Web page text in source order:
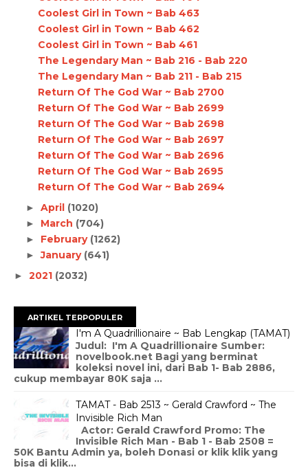
Coolest Girl in Town ~ Bab 463
Coolest Girl in Town ~ Bab 462
Coolest Girl in Town ~ Bab 461
The Legendary Man ~ Bab 216 - Bab 220
The Legendary Man ~ Bab 211 - Bab 215
Return Of The God War ~ Bab 2700
Return Of The God War ~ Bab 2699
Return Of The God War ~ Bab 2698
Return Of The God War ~ Bab 2697
Return Of The God War ~ Bab 2696
Return Of The God War ~ Bab 2695
Return Of The God War ~ Bab 2694
► April (1020)
► March (704)
► February (1262)
►January (641)
► 2021 (2032)
ARTIKEL TERPOPULER
I'm A Quadrillionaire ~ Bab Lengkap (TAMAT)
Judul: I'm A Quadrillionaire Sumber:
novelbook.net Bagi yang berminat
koleksi novel ini, dari Bab 1- Bab 2886,
cukup membayar 80K saja ...
TAMAT - Bab 2513 ~ Gerald Crawford ~ The
Invisible Rich Man
Actor: Gerald Crawford Promo: The
Invisible Rich Man - Bab 1 - Bab 2508 =
50K Bantu Admin ya, boleh Donasi or klik klik yang
bisa di klik...